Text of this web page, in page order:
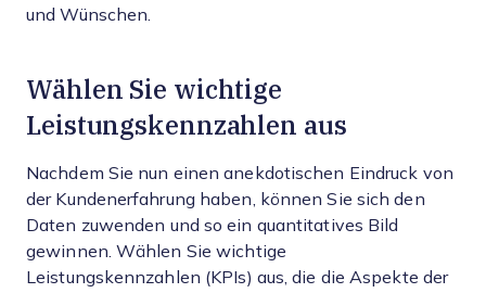
und Wünschen.
Wählen Sie wichtige
Leistungskennzahlen aus
Nachdem Sie nun einen anekdotischen Eindruck von
der Kundenerfahrung haben, können Sie sich den
Daten zuwenden und so ein quantitatives Bild
gewinnen. Wählen Sie wichtige
Leistungskennzahlen (KPIs) aus, die die Aspekte der